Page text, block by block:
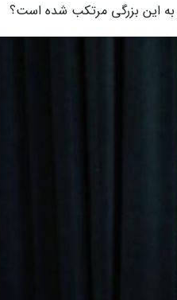
به این بزرگی مرتکب شده است؟